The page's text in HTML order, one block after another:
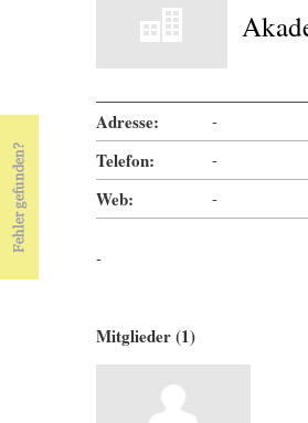
Adresse: -
Telefon: -
Web: -
-
Mitglieder (1)